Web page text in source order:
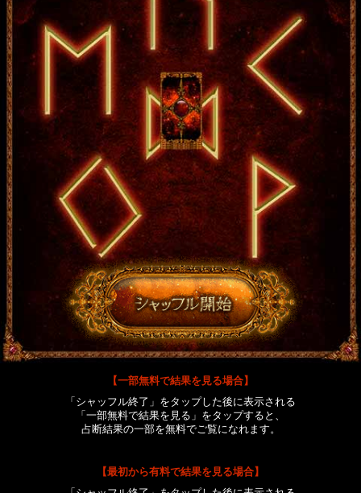
【一部無料で結果を見る場合】
「シャッフル終了」をタップした後に表示される
「一部無料で結果を見る」をタップすると、
占断結果の一部を無料でご覧になれます。
【最初から有料で結果を見る場合】